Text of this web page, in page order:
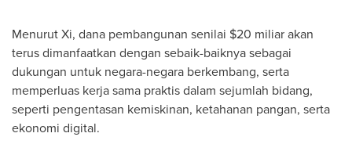
Menurut Xi, dana pembangunan senilai $20 miliar akan
terus dimanfaatkan dengan sebaik-baiknya sebagai
dukungan untuk negara-negara berkembang, serta
memperluas kerja sama praktis dalam sejumlah bidang,
seperti pengentasan kemiskinan, ketahanan pangan, serta
ekonomi digital.